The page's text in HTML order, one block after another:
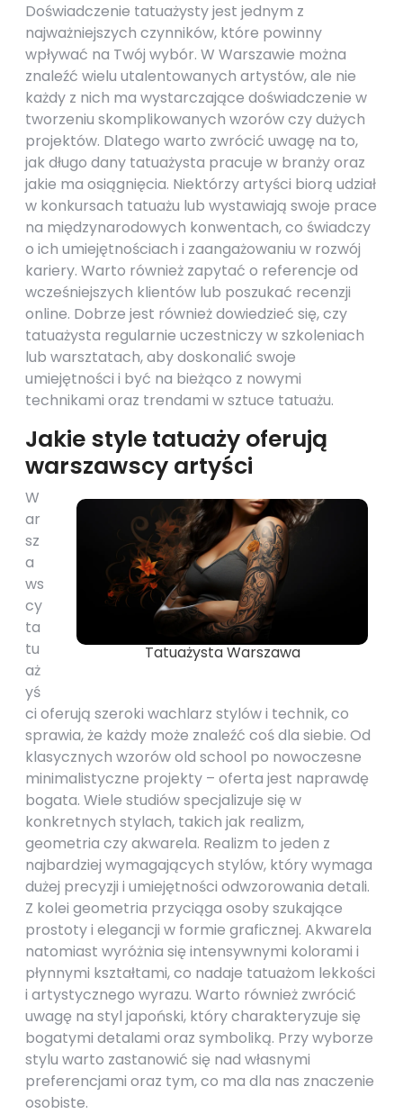
Doświadczenie tatuażysty jest jednym z
najważniejszych czynników, które powinny
wpływać na Twój wybór. W Warszawie można
znaleźć wielu utalentowanych artystów, ale nie
każdy z nich ma wystarczające doświadczenie w
tworzeniu skomplikowanych wzorów czy dużych
projektów. Dlatego warto zwrócić uwagę na to,
jak długo dany tatuażysta pracuje w branży oraz
jakie ma osiągnięcia. Niektórzy artyści biorą udział
w konkursach tatuażu lub wystawiają swoje prace
na międzynarodowych konwentach, co świadczy
o ich umiejętnościach i zaangażowaniu w rozwój
kariery. Warto również zapytać o referencje od
wcześniejszych klientów lub poszukać recenzji
online. Dobrze jest również dowiedzieć się, czy
tatuażysta regularnie uczestniczy w szkoleniach
lub warsztatach, aby doskonalić swoje
umiejętności i być na bieżąco z nowymi
technikami oraz trendami w sztuce tatuażu.
Jakie style tatuaży oferują
warszawscy artyści
Tatuażysta Warszawa
W
ar
sz
a
ws
cy
ta
tu
aż
yś
ci oferują szeroki wachlarz stylów i technik, co
sprawia, że każdy może znaleźć coś dla siebie. Od
klasycznych wzorów old school po nowoczesne
minimalistyczne projekty – oferta jest naprawdę
bogata. Wiele studiów specjalizuje się w
konkretnych stylach, takich jak realizm,
geometria czy akwarela. Realizm to jeden z
najbardziej wymagających stylów, który wymaga
dużej precyzji i umiejętności odwzorowania detali.
Z kolei geometria przyciąga osoby szukające
prostoty i elegancji w formie graficznej. Akwarela
natomiast wyróżnia się intensywnymi kolorami i
płynnymi kształtami, co nadaje tatuażom lekkości
i artystycznego wyrazu. Warto również zwrócić
uwagę na styl japoński, który charakteryzuje się
bogatymi detalami oraz symboliką. Przy wyborze
stylu warto zastanowić się nad własnymi
preferencjami oraz tym, co ma dla nas znaczenie
osobiste.